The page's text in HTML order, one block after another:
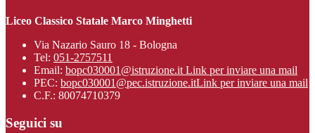
Liceo Classico Statale Marco Minghetti
Via Nazario Sauro 18 - Bologna
Tel: 051-2757511
Email: bopc030001@istruzione.it Link per inviare una mail
PEC: bopc030001@pec.istruzione.itLink per inviare una mail
C.F.: 80074710379
Seguici su